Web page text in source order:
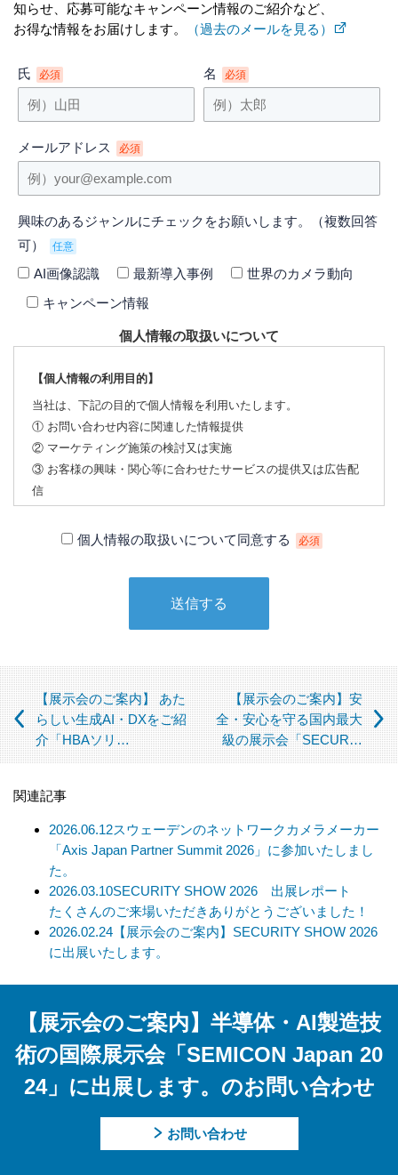
知らせ、応募可能なキャンペーン情報のご紹介など、
お得な情報をお届けします。
（過去のメールを見る）
氏 必須 名 必須
メールアドレス 必須
興味のあるジャンルにチェックをお願いします。（複数回答
可）
任意
AI画像認識 最新導入事例
世界のカメラ動向
キャンペーン情報
個人情報の取扱いについて
【個人情報の利用目的】
当社は、下記の目的で個人情報を利用いたします。
① お問い合わせ内容に関連した情報提供
② マーケティング施策の検討又は実施
③ お客様の興味・関心等に合わせたサービスの提供又は広告配
信
当社は、下記の場合を除いて個人情報を第三者に提供すること
（この場合においても、適切な社内手続を経て行います）
【個人情報の取扱いを委託する場合について】
当社は、利用目的の達成に必要な範囲内において個人情報の取
扱いを第三者に委託する場合があります。この場合、法令及び
す。委託先に対しては個人情報の適切な取扱いを監督指導しま
す。
【個人情報の開示等の請求について】
当社は、開示対象個人情報の「利用目的の通知」「開示」「訂
正、追加、削除」「利用又は提供の拒否」の請求に応じており
ます。
上記事項を請求される場合は、当社「個人情報窓口」までお知
当社への個人情報の提供については本人の任意です。ただし、
提供頂けない個人情報の種類によっては、【個人情報の利用目
的】に記載した業務ができない場合があります。
「開示等のご請求」「苦情・お問合せ」「個人情報保護方針」
個人情報の取扱いについて同意する 必須
【展示会のご案内】 あた
らしい生成AI・DXをご紹
介「HBAソリ…
【展示会のご案内】安
全・安心を守る国内最大
級の展示会「SECUR…
関連記事
2026.06.12スウェーデンのネットワークカメラメーカー
「Axis Japan Partner Summit 2026」に参加いたしまし
た。
2026.03.10SECURITY SHOW 2026 出展レポート
たくさんのご来場いただきありがとうございました！
2026.02.24 【展示会のご案内】SECURITY SHOW 2026
に出展いたします。
【展示会のご案内】半導体・AI製造技
術の国際展示会「SEMICON Japan 20
24」に出展します。のお問い合わせ
お問い合わせ